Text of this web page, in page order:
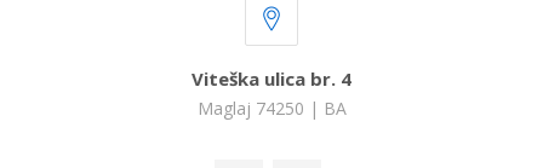
Viteška ulica br. 4
Maglaj 74250 | BA